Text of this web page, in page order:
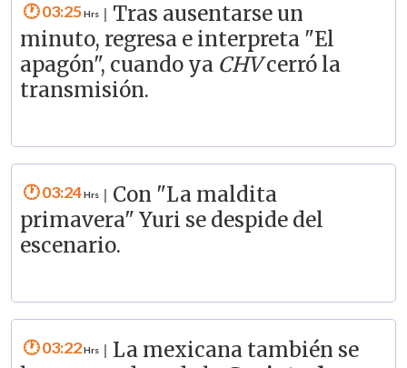
03:25
Tras ausentarse un
minuto, regresa e interpreta "El
apagón", cuando ya CHVcerró la
transmisión.
03:24
Con "La maldita
primavera" Yuri se despide del
escenario.
03:22
La mexicana también se